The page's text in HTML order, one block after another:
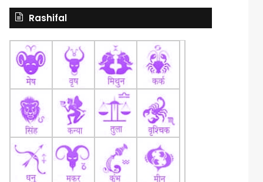
Rashifal